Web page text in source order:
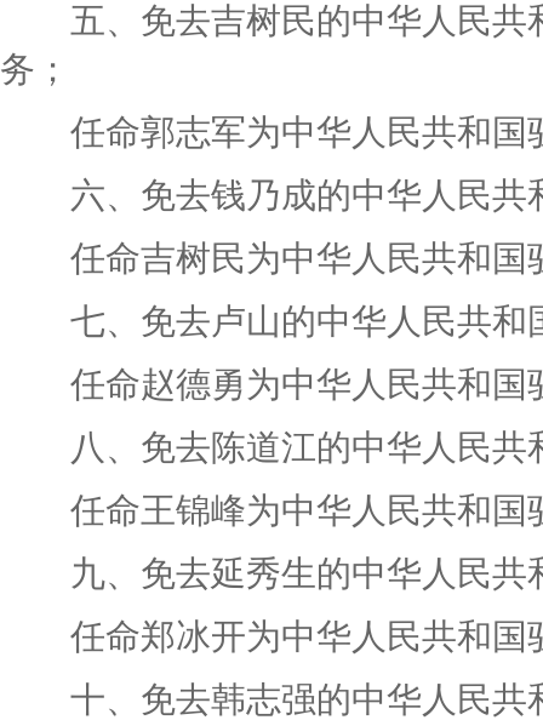
五、免去吉树民的中华人民共
务；
任命郭志军为中华人民共和国
六、免去钱乃成的中华人民共
任命吉树民为中华人民共和国
七、免去卢山的中华人民共和
任命赵德勇为中华人民共和国
八、免去陈道江的中华人民共
任命王锦峰为中华人民共和国
九、免去延秀生的中华人民共
任命郑冰开为中华人民共和国
十、免去韩志强的中华人民共